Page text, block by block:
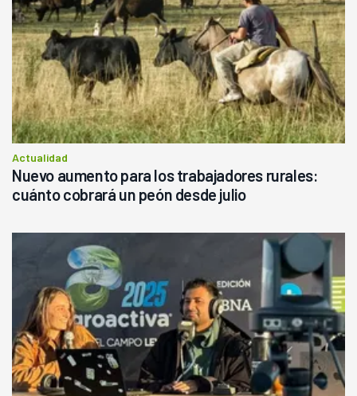
Actualidad
Nuevo aumento para los trabajadores rurales:
cuánto cobrará un peón desde julio